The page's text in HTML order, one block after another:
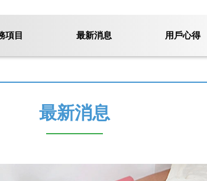
項目 最新消息 用戶心得
最新消息